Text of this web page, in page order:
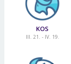
KOS
III. 21. - IV. 19.